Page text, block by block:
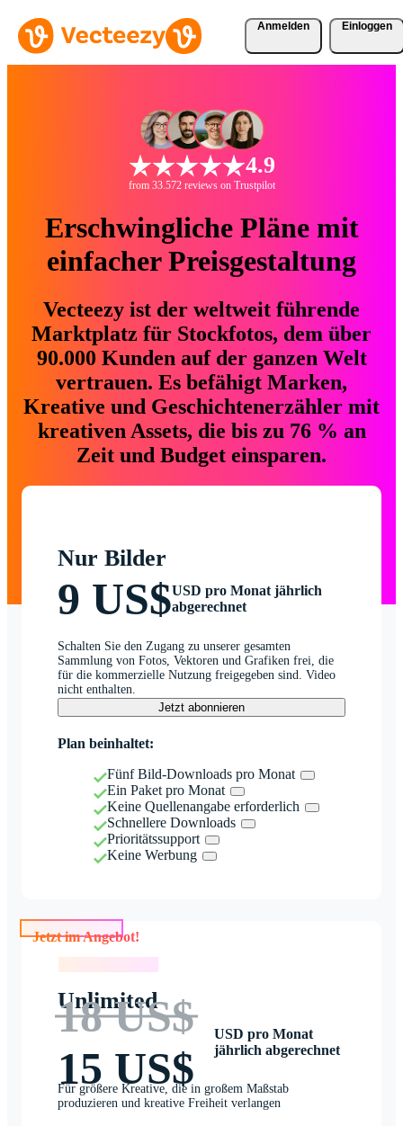
Anmelden Einloggen
4.9
from 33.572 reviews on Trustpilot
Erschwingliche Pläne mit
einfacher Preisgestaltung
Vecteezy ist der weltweit führende
Marktplatz für Stockfotos, dem über
90.000 Kunden auf der ganzen Welt
vertrauen. Es befähigt Marken,
Kreative und Geschichtenerzähler mit
kreativen Assets, die bis zu 76 % an
Zeit und Budget einsparen.
Nur Bilder
9 US$USD pro Monat jährlich
abgerechnet
Schalten Sie den Zugang zu unserer gesamten
Sammlung von Fotos, Vektoren und Grafiken frei, die
für die kommerzielle Nutzung freigegeben sind. Video
nicht enthalten.
Jetzt abonnieren
Plan beinhaltet:
Fünf Bild-Downloads pro Monat
Ein Paket pro Monat
Keine Quellenangabe erforderlich
Schnellere Downloads
Prioritätssupport
Keine Werbung
Jetzt im Angebot!
Unlimited
18 US$
15 US$
USD pro Monat
jährlich abgerechnet
Für größere Kreative, die in großem Maßstab
produzieren und kreative Freiheit verlangen